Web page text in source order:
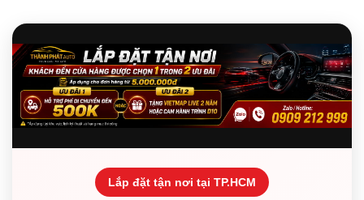
Lắp đặt tận nơi tại TP.HCM